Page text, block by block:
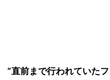
”直前まで行われていた